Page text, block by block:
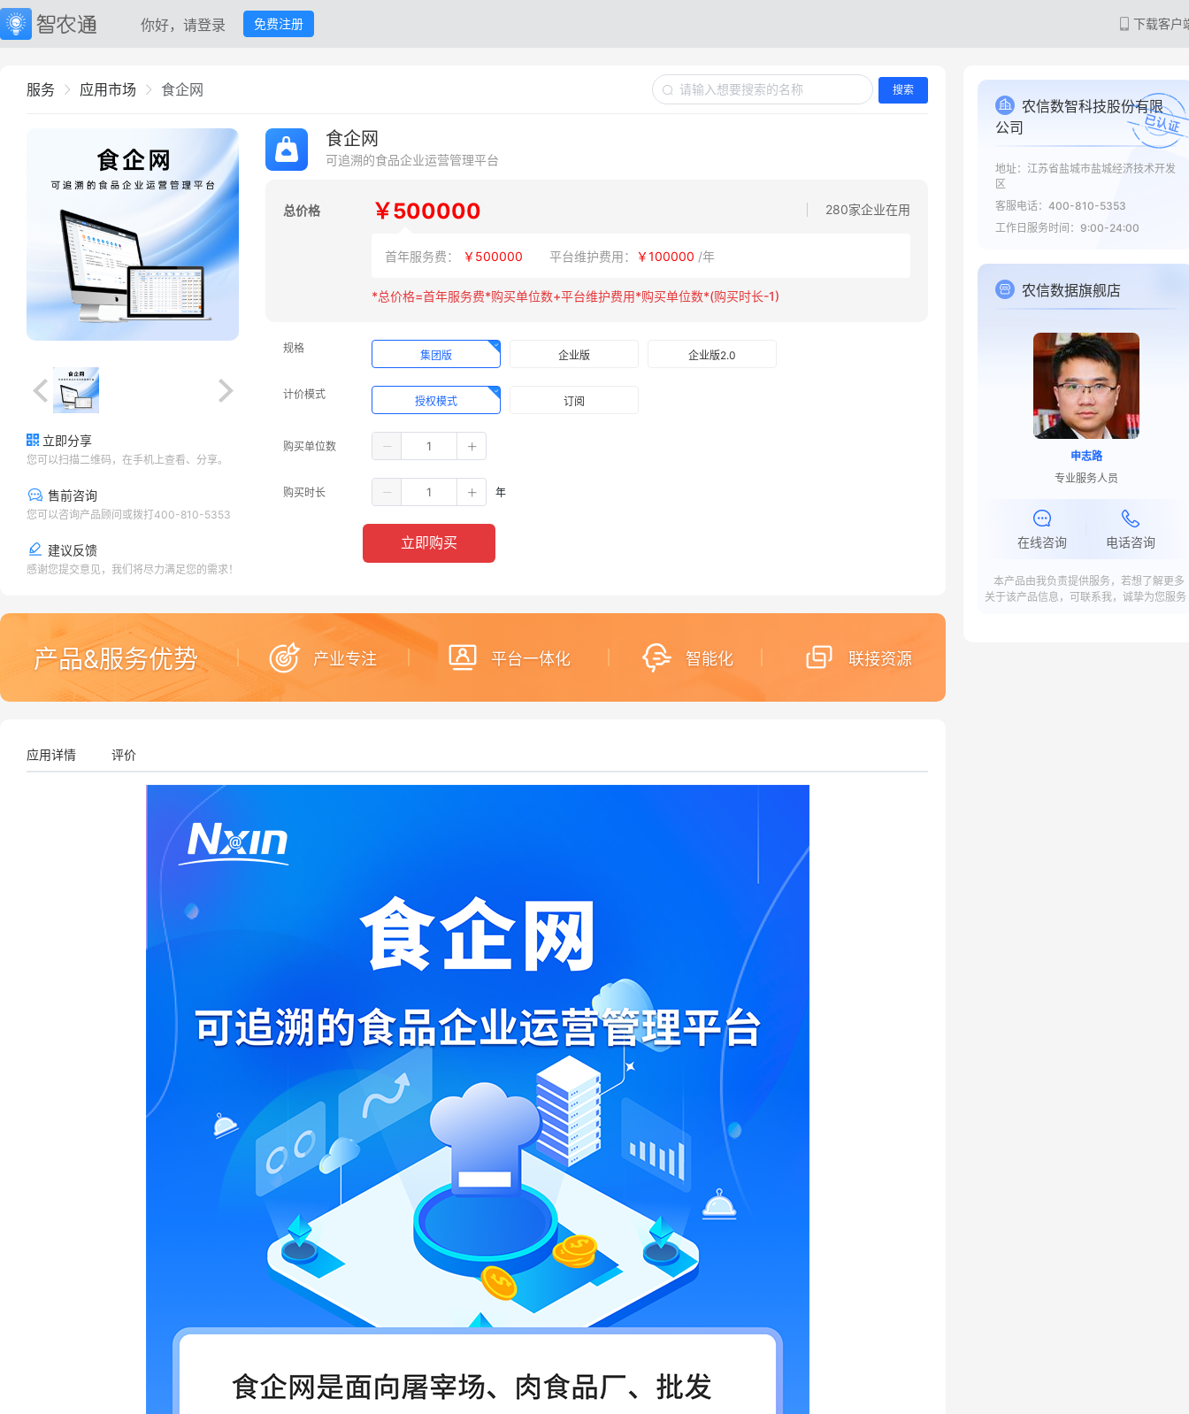
你好，请登录 免费注册 下载客户
服务 应用市场 食企网 搜索
立即分享
您可以扫描二维码，在手机上查看、分享。
售前咨询
您可以咨询产品顾问或拨打400-810-5353
建议反馈
感谢您提交意见，我们将尽力满足您的需求！
食企网
可追溯的食品企业运营管理平台
总价格 ￥500000 280家企业在用
首年服务费： ￥500000 平台维护费用： ￥100000 /年
*总价格=首年服务费*购买单位数+平台维护费用*购买单位数*(购买时长-1)
规格 集团版 企业版 企业版2.0
计价模式 授权模式 订阅
购买单位数
购买时长 年
立即购买
产品&服务优势 产业专注 平台一体化 智能化 联接资源
应用详情 评价
农信数智科技股份有限
公司
地址：江苏省盐城市盐城经济技术开发
区
客服电话：400-810-5353
工作日服务时间：9:00-24:00
农信数据旗舰店
申志路
专业服务人员
在线咨询 电话咨询
本产品由我负责提供服务，若想了解更多
关于该产品信息，可联系我，诚挚为您服务